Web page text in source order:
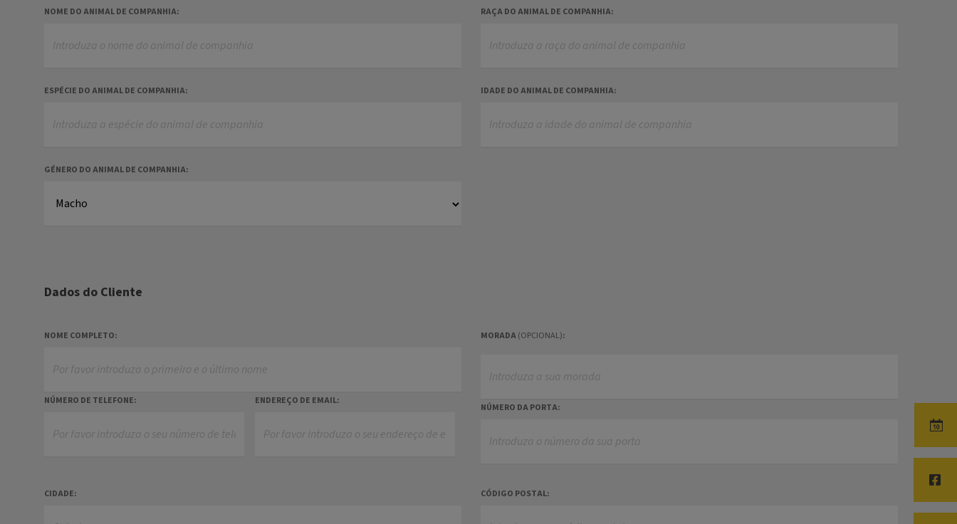
NOME DO ANIMAL DE COMPANHIA: RAÇA DO ANIMAL DE COMPANHIA:
ESPÉCIE DO ANIMAL DE COMPANHIA: IDADE DO ANIMAL DE COMPANHIA:
GÉNERO DO ANIMAL DE COMPANHIA:
Dados do Cliente
NOME COMPLETO:
NÚMERO DE TELEFONE: ENDEREÇO DE EMAIL:
MORADA (OPCIONAL):
NÚMERO DA PORTA:
CIDADE: CÓDIGO POSTAL: